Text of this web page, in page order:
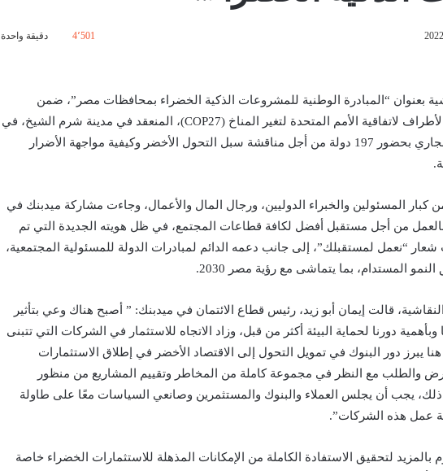
4٬501 دقيقة واحدة
بعنوان “المبادرة الوطنية للمشروعات الذكية الخضراء بمحافظات مصر”، ضمن
فعاليات يوم الطاقة، بمؤتمر الأطراف لاتفاقية الأمم المتحدة لتغير المناخ (COP27)، المنعقد في مدينة شرم الشيخ، في
الفترة من 6 إلى 18 نوفمبر الجاري بحضور 197 دولة من أجل مناقشة سبل التحول الأخضر وكيفية مواجهة الأضرار
كبار المسئولين والخبراء الدوليين، ورجال المال والأعمال، وجاءت مشاركة ميدبنك في
بالعمل من أجل مستقبل أفضل لكافة قطاعات المجتمع، في ظل هويته الجديدة التي تم
في مارس 2021 تحت شعار “نعمل لمستقبلك”، إلى جانب دعمه الدائم لمبادرات الدولة للمسئولية المجتمعية،
المستدام، بما يتماشى مع رؤية مصر 2030.
قالت إيمان أبو زيد، رئيس قطاع الائتمان في ميدبنك: ” أصبح هناك وعي بتأثير
وبأهمية دورنا لحماية البيئة أكثر من قبل، وزاد الاتجاه للاستثمار في الشركات التي تتبنى
يبرز دور البنوك في تمويل التحول إلى الاقتصاد الأخضر في إطلاق الاستثمارات
والطلب مع النظر في مجموعة كاملة من المخاطر وتقييم المشاريع من منظور
يجب أن يجلس العملاء والبنوك والمستثمرين وصانعي السياسات معًا على طاولة
عمل هذه الشركات”.
بالمزيد لتحقيق الاستفادة الكاملة من الإمكانات المذهلة للاستثمارات الخضراء خاصة